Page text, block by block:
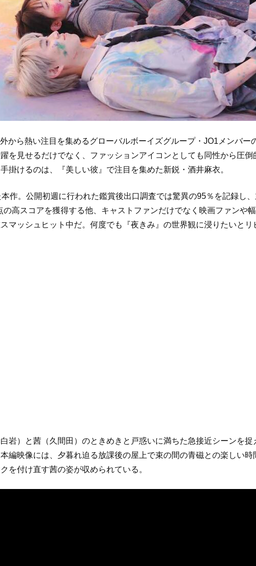
から熱い注目を集めるグローバルボーイズグループ・JO1メンバー
を見せるだけでなく、ファッションアイコンとしても同性から圧倒
掛けるのは、『美しい彼』で注目を集めた新鋭・酒井麻衣。
作。公開初週に行われた鑑賞後出口調査では驚異の95％を記録し
の高スコアを獲得する他、キャストファンだけでなく映画ファンや
マッシュヒット中だ。何度でも『夜きみ』の世界観に浸りたいとリ
岩）と茜（久間田）のときめきと戸惑いに満ちた急接近シーンを捉
編映像には、夕暮れ迫る放課後の屋上で束の間の青磁との楽しい時
を付け直す茜の姿が収められている。